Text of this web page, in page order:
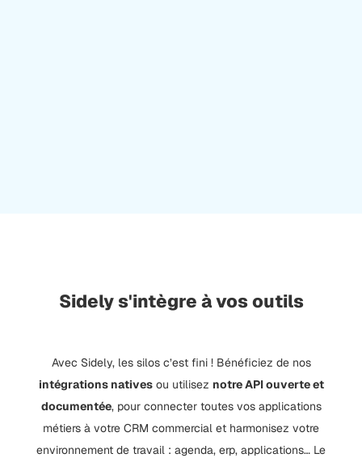
Sidely s'intègre à vos outils
Avec Sidely, les silos c’est fini ! Bénéficiez de nos
intégrations nativesou utilisez notre API ouverte et
documentée, pour connecter toutes vos applications
métiers à votre CRM commercial et harmonisez votre
environnement de travail : agenda, erp, applications… Le